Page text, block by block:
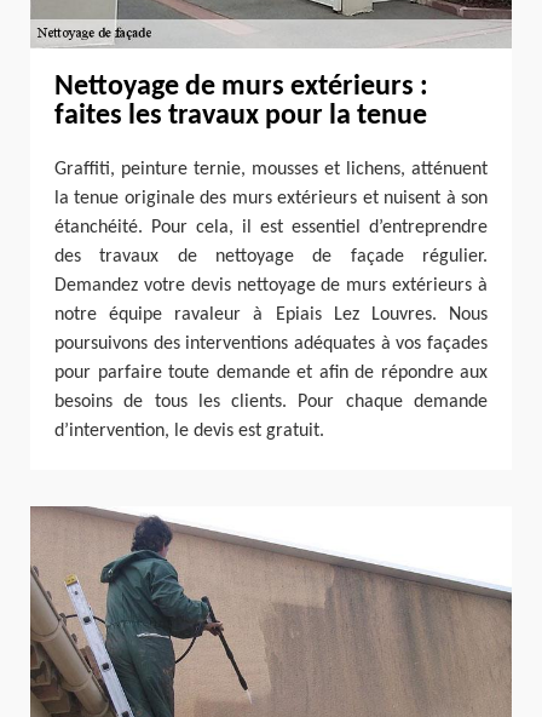
Nettoyage de murs extérieurs :
faites les travaux pour la tenue
Graffiti, peinture ternie, mousses et lichens, atténuent
la tenue originale des murs extérieurs et nuisent à son
étanchéité. Pour cela, il est essentiel d’entreprendre
des travaux de nettoyage de façade régulier.
Demandez votre devis nettoyage de murs extérieurs à
notre équipe ravaleur à Epiais Lez Louvres. Nous
poursuivons des interventions adéquates à vos façades
pour parfaire toute demande et afin de répondre aux
besoins de tous les clients. Pour chaque demande
d’intervention, le devis est gratuit.